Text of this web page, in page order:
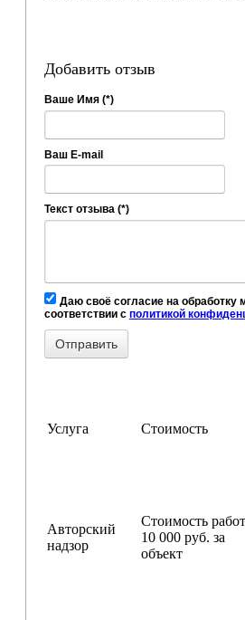
Добавить отзыв
Ваше Имя (*)
Ваш E-mail
Текст отзыва (*)
Даю своё согласие на обработку
соответствии с политикой
Услуга Стоимость
Авторский
надзор
Стоимость
10 000 руб. за
объект